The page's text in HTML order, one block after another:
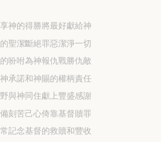
神的得勝將最好獻給神
聖潔斷絕罪惡潔淨一切
吩咐為神報仇戰勝仇敵
承諾和神賜的權柄責任
與神同住獻上豐盛感謝
刻苦己心倚靠基督贖罪
記念基督的救贖和豐收